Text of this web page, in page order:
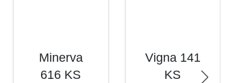
Minerva
616 KS
Vigna 141
KS